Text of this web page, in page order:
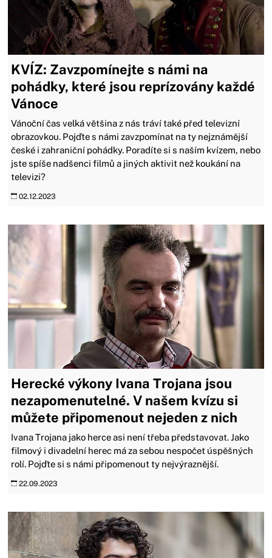
KVÍZ: Zavzpomínejte s námi na
pohádky, které jsou reprízovány každé
Vánoce
Vánoční čas velká většina z nás tráví také před televizní
obrazovkou. Pojďte s námi zavzpomínat na ty nejznámější
české i zahraniční pohádky. Poradíte si s naším kvízem, nebo
jste spíše nadšenci filmů a jiných aktivit než koukání na
televizi?
02.12.2023
Herecké výkony Ivana Trojana jsou
nezapomenutelné. V našem kvízu si
můžete připomenout nejeden z nich
Ivana Trojana jako herce asi není třeba představovat. Jako
filmový i divadelní herec má za sebou nespočet úspěšných
rolí. Pojďte si s námi připomenout ty nejvýraznější.
22.09.2023